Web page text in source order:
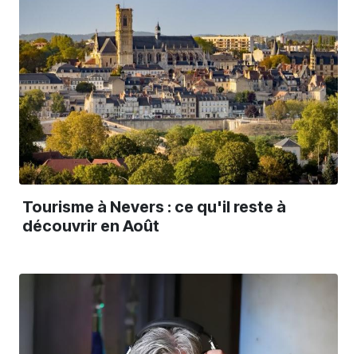
Tourisme à Nevers : ce qu'il reste à
découvrir en Août